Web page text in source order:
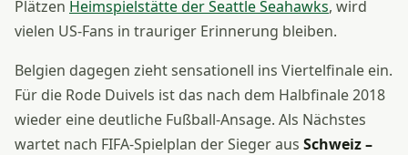
Plätzen Heimspielstätte der Seattle Seahawks, wird
vielen US-Fans in trauriger Erinnerung bleiben.
Belgien dagegen zieht sensationell ins Viertelfinale ein.
Für die Rode Duivels ist das nach dem Halbfinale 2018
wieder eine deutliche Fußball-Ansage. Als Nächstes
wartet nach FIFA-Spielplan der Sieger aus Schweiz –